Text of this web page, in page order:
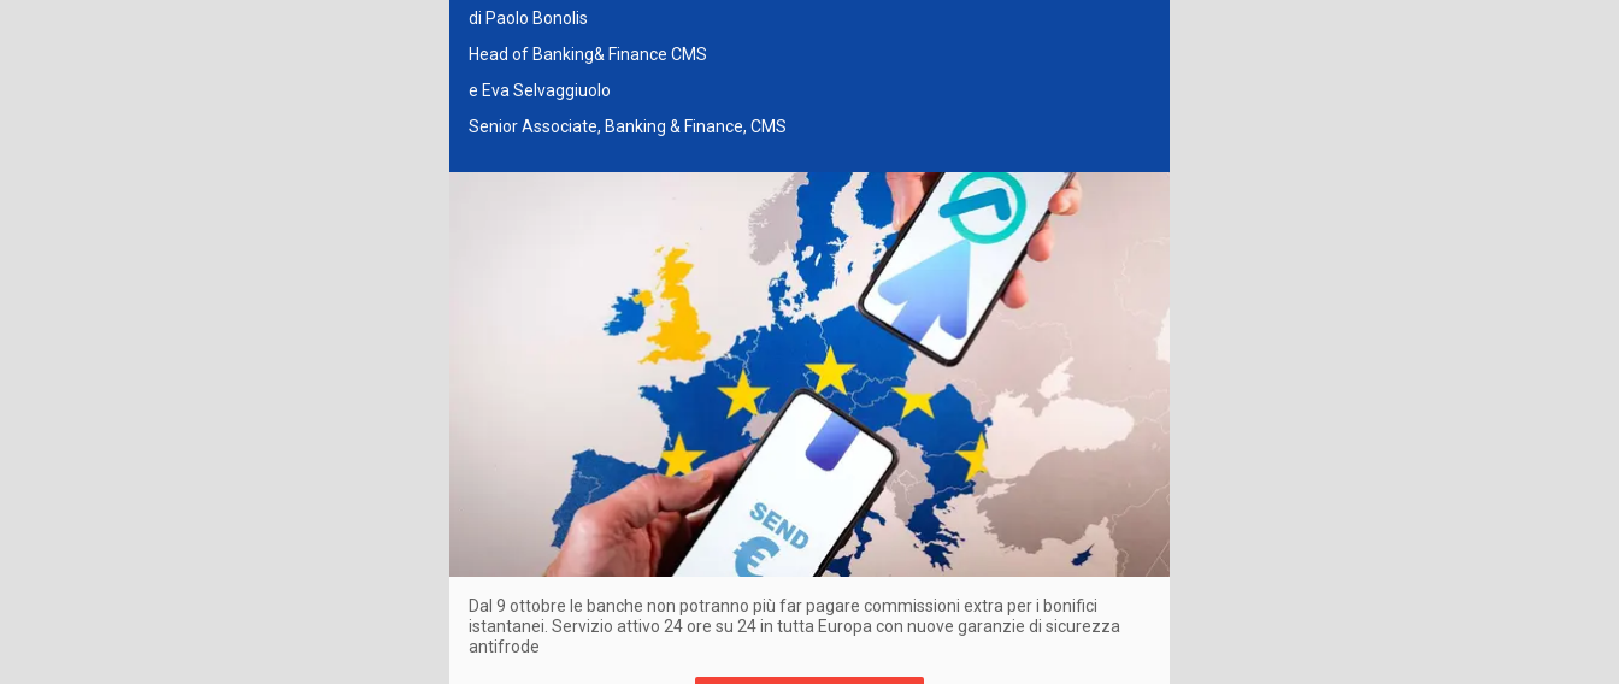
di Paolo Bonolis
Head of Banking& Finance CMS
e Eva Selvaggiuolo
Senior Associate, Banking & Finance, CMS
Dal 9 ottobre le banche non potranno più far pagare commissioni extra per i bonifici
istantanei. Servizio attivo 24 ore su 24 in tutta Europa con nuove garanzie di sicurezza
antifrode